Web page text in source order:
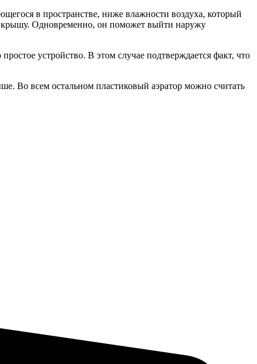
в пространстве, ниже влажности воздуха, который
крышу. Одновременно, он поможет выйти наружу
устройство. В этом случае подтверждается факт, что
Во всем остальном пластиковый аэратор можно считать